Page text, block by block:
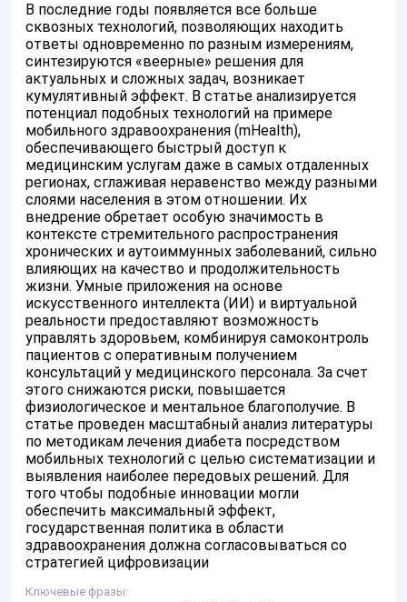
В последние годы появляется все больше
сквозных технологий, позволяющих находить
ответы одновременно по разным измерениям,
синтезируются «веерные» решения для
актуальных и сложных задач, возникает
кумулятивный эффект. В статье анализируется
потенциал подобных технологий на примере
мобильного здравоохранения (mHealth),
обеспечивающего быстрый доступ к
медицинским услугам даже в самых отдаленных
регионах, сглаживая неравенство между разными
слоями населения в этом отношении. Их
внедрение обретает особую значимость в
контексте стремительного распространения
хронических и аутоиммунных заболеваний, сильно
влияющих на качество и продолжительность
жизни. Умные приложения на основе
искусственного интеллекта (ИИ) и виртуальной
реальности предоставляют возможность
управлять здоровьем, комбинируя самоконтроль
пациентов с оперативным получением
консультаций у медицинского персонала. За счет
этого снижаются риски, повышается
физиологическое и ментальное благополучие. В
статье проведен масштабный анализ литературы
по методикам лечения диабета посредством
мобильных технологий с целью систематизации и
выявления наиболее передовых решений. Для
того чтобы подобные инновации могли
обеспечить максимальный эффект,
государственная политика в области
здравоохранения должна согласовываться со
стратегией цифровизации
Ключевые фразы: